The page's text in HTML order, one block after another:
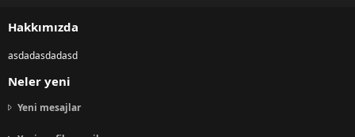
Hakkımızda
asdadasdadasd
Neler yeni
Yeni mesajlar